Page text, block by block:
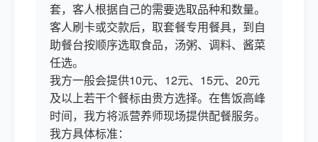
套，客人根据自己的需要选取品种和数量。
客人刷卡或交款后，取套餐专用餐具，到自
助餐台按顺序选取食品，汤粥、调料、酱菜
任选。
我方一般会提供10元、12元、15元、20元
及以上若干个餐标由贵方选择。在售饭高峰
时间，我方将派营养师现场提供配餐服务。
我方具体标准：